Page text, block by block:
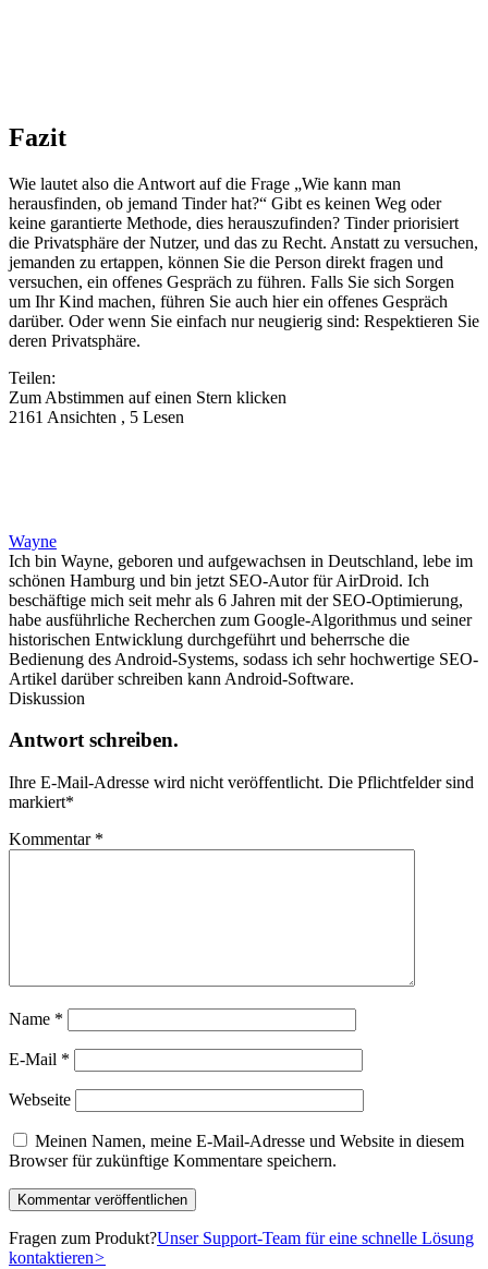
Fazit
Wie lautet also die Antwort auf die Frage „Wie kann man
herausfinden, ob jemand Tinder hat?“ Gibt es keinen Weg oder
keine garantierte Methode, dies herauszufinden? Tinder priorisiert
die Privatsphäre der Nutzer, und das zu Recht. Anstatt zu versuchen,
jemanden zu ertappen, können Sie die Person direkt fragen und
versuchen, ein offenes Gespräch zu führen. Falls Sie sich Sorgen
um Ihr Kind machen, führen Sie auch hier ein offenes Gespräch
darüber. Oder wenn Sie einfach nur neugierig sind: Respektieren Sie
deren Privatsphäre.
Teilen:
Zum Abstimmen auf einen Stern klicken
2161 Ansichten , 5 Lesen
Wayne
Ich bin Wayne, geboren und aufgewachsen in Deutschland, lebe im
schönen Hamburg und bin jetzt SEO-Autor für AirDroid. Ich
beschäftige mich seit mehr als 6 Jahren mit der SEO-Optimierung,
habe ausführliche Recherchen zum Google-Algorithmus und seiner
historischen Entwicklung durchgeführt und beherrsche die
Bedienung des Android-Systems, sodass ich sehr hochwertige SEO-
Artikel darüber schreiben kann Android-Software.
Diskussion
Antwort schreiben.
Ihre E-Mail-Adresse wird nicht veröffentlicht. Die Pflichtfelder sind
markiert*
Kommentar *
Name *
E-Mail *
Webseite
Meinen Namen, meine E-Mail-Adresse und Website in diesem
Browser für zukünftige Kommentare speichern.
Fragen zum Produkt?Unser Support-Team für eine schnelle Lösung
kontaktieren>